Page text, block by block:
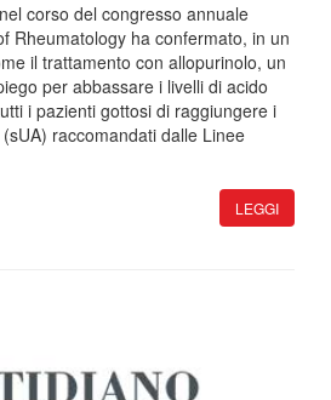
corso del congresso annuale
Rheumatology ha confermato, in un
il trattamento con allopurinolo, un
per abbassare i livelli di acido
i pazienti gottosi di raggiungere i
raccomandati dalle Linee
LEGGI